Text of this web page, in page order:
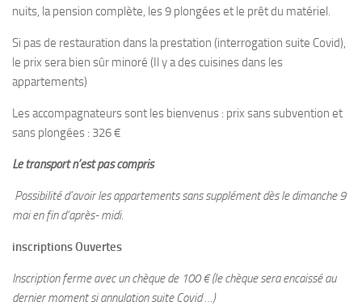
Jeune plongeur
Plongeur N1
Plongeur N2
Maintien des acquis
Initiateur
Moniteur Fédéral
Responsables
Fosse
nuits, la pension complète, les 9 plongées et le prêt du matériel.
Si pas de restauration dans la prestation (interrogation suite Covid),
le prix sera bien sûr minoré (Il y a des cuisines dans les
appartements)
Les accompagnateurs sont les bienvenus : prix sans subvention et
sans plongées : 326 €
Le transport n’est pas compris
Possibilité d’avoir les appartements sans supplément dès le dimanche 9
mai en fin d’après- midi.
inscriptions Ouvertes
Inscription ferme avec un chèque de 100 € (le chèque sera encaissé au
dernier moment si annulation suite Covid …)